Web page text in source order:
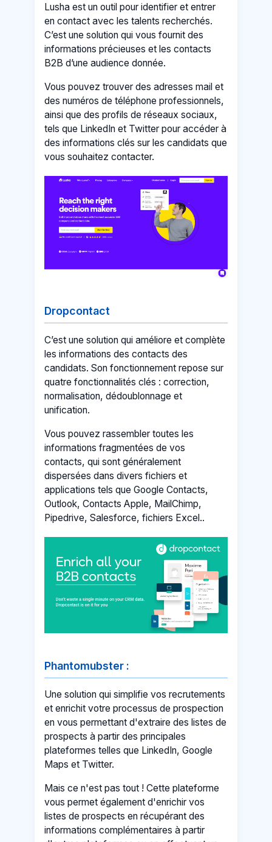
Lusha est un outil pour identifier et entrer
en contact avec les talents recherchés.
C’est une solution qui vous fournit des
informations précieuses et les contacts
B2B d’une audience donnée.
Vous pouvez trouver des adresses mail et
des numéros de téléphone professionnels,
ainsi que des profils de réseaux sociaux,
tels que LinkedIn et Twitter pour accéder à
des informations clés sur les candidats que
vous souhaitez contacter.
Dropcontact
C’est une solution qui améliore et complète
les informations des contacts des
candidats. Son fonctionnement repose sur
quatre fonctionnalités clés : correction,
normalisation, dédoublonnage et
unification.
Vous pouvez rassembler toutes les
informations fragmentées de vos
contacts, qui sont généralement
dispersées dans divers fichiers et
applications tels que Google Contacts,
Outlook, Contacts Apple, MailChimp,
Pipedrive, Salesforce, fichiers Excel..
Phantomubster :
Une solution qui simplifie vos recrutements
et enrichit votre processus de prospection
en vous permettant d'extraire des listes de
prospects à partir des principales
plateformes telles que LinkedIn, Google
Maps et Twitter.
Mais ce n'est pas tout ! Cette plateforme
vous permet également d'enrichir vos
listes de prospects en récupérant des
informations complémentaires à partir